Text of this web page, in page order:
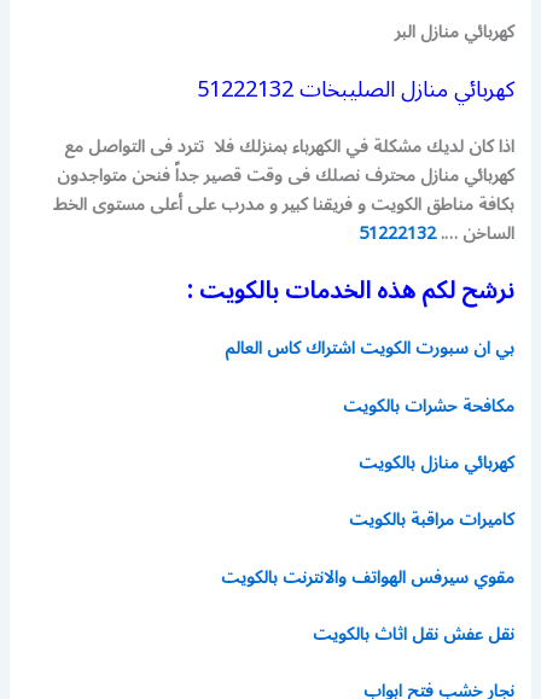
كهربائي منازل البر
كهربائي منازل الصليبخات 51222132
اذا كان لديك مشكلة في الكهرباء بمنزلك فلا تترد فى التواصل مع
كهربائي منازل محترف نصلك فى وقت قصير جداً فنحن متواجدون
بكافة مناطق الكويت و فريقنا كبير و مدرب على أعلى مستوىالخط
الساخن ….51222132
نرشح لكم هذه الخدمات بالكويت :
بي ان سبورت الكويت اشتراك كاس العالم
مكافحة حشرات بالكويت
كهربائي منازل بالكويت
كاميرات مراقبة بالكويت
مقوي سيرفس الهواتف والانترنت بالكويت
نقل عفش نقل اثاث بالكويت
نجار خشب فتح ابواب